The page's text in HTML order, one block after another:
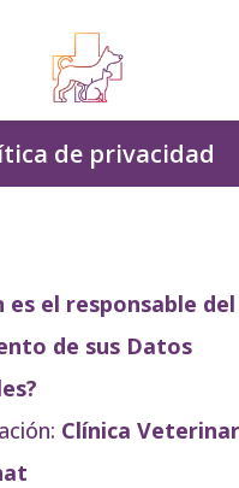
de privacidad
es el responsable del
de sus Datos
Clínica